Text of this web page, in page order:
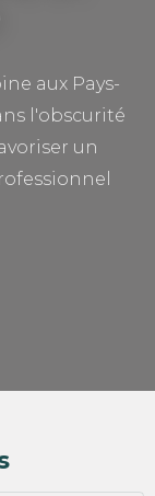
aux Pays-
l'obscurité
un